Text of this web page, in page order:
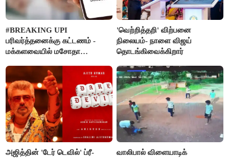
#BREAKING UPI
பரிவர்த்தனைக்கு கட்டணம் -
மக்களவையில் மசோதா
'வெற்றித்தறி' விற்பனை
நிலையம்- நாளை விஜய்
தொடங்கிவைக்கிறார்
அஜித்தின் 'டேர் டெவில்' ப்ரீ-
வாலிபால் விளையாடிக்